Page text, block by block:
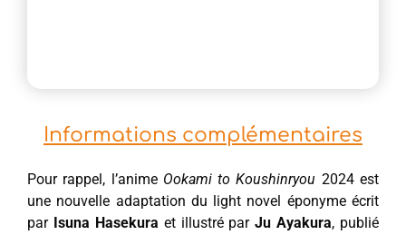
Informations complémentaires
Pour rappel, l’anime Ookami to Koushinryou 2024 est
une nouvelle adaptation du light novel éponyme écrit
par Isuna Hasekura et illustré parJu Ayakura, publié